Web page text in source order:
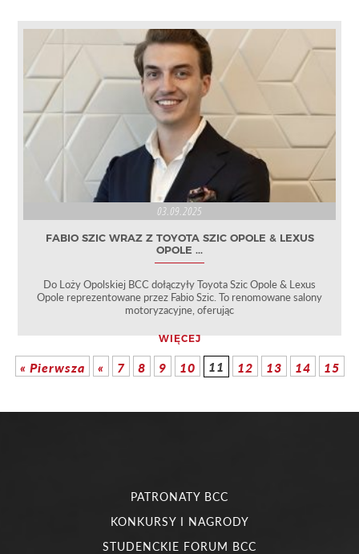
03.09.2025
FABIO SZIC WRAZ Z TOYOTA SZIC OPOLE & LEXUS
OPOLE ...
Do Loży Opolskiej BCC dołączyły Toyota Szic Opole & Lexus
Opole reprezentowane przez Fabio Szic. To renomowane salony
motoryzacyjne, oferując
WIĘCEJ
« Pierwsza « 7 8 9 10 11 12 13 14 15
PATRONATY BCC
KONKURSY I NAGRODY
STUDENCKIE FORUM BCC